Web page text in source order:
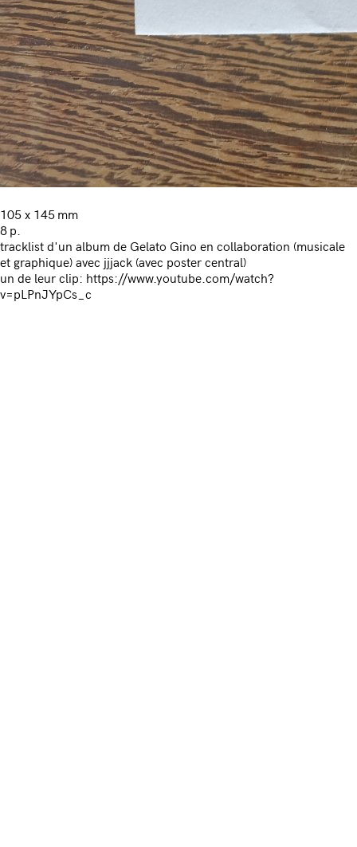
105 x 145 mm
8 p.
tracklist d'un album de Gelato Gino en collaboration (musicale
et graphique) avec jjjack (avec poster central)
un de leur clip: https://www.youtube.com/watch?
v=pLPnJYpCs_c